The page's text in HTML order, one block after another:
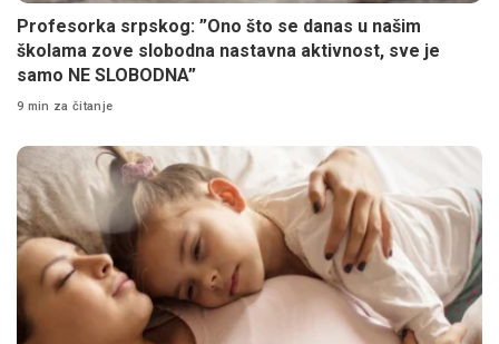
Profesorka srpskog: ”Ono što se danas u našim
školama zove slobodna nastavna aktivnost, sve je
samo NE SLOBODNA”
9 min za čitanje